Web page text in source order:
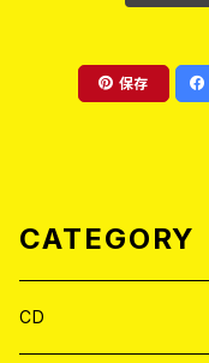
保存
CATEGORY
CD